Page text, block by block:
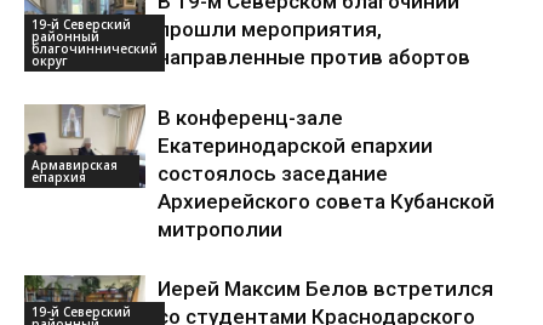
19-й Северский
районный
благочиннический
округ
прошли мероприятия,
направленные против абортов
Армавирская
епархия
В конференц-зале
Екатеринодарской епархии
состоялось заседание
Архиерейского совета Кубанской
митрополии
19-й Северский
Иерей Максим Белов встретился
со студентами Краснодарского